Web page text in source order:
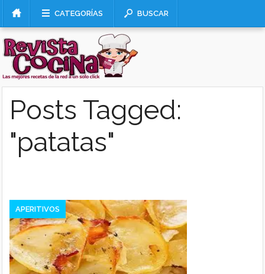
CATEGORÍAS BUSCAR
Posts Tagged:
"patatas"
APERITIVOS